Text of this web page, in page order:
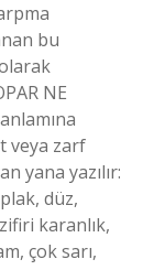
bu
NE
veya zarf
yana yazılır:
düz,
karanlık,
çok sarı,